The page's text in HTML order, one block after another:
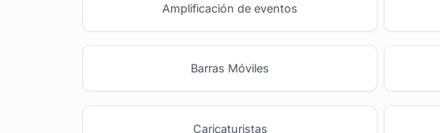
Amplificación de eventos
Barras Móviles
Caricaturistas